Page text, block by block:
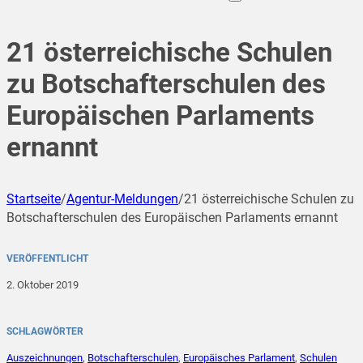
21 österreichische Schulen
zu Botschafterschulen des
Europäischen Parlaments
ernannt
Startseite/Agentur-Meldungen/21 österreichische Schulen zu
Botschafterschulen des Europäischen Parlaments ernannt
VERÖFFENTLICHT
2. Oktober 2019
SCHLAGWÖRTER
Auszeichnungen, Botschafterschulen, Europäisches Parlament, Schulen